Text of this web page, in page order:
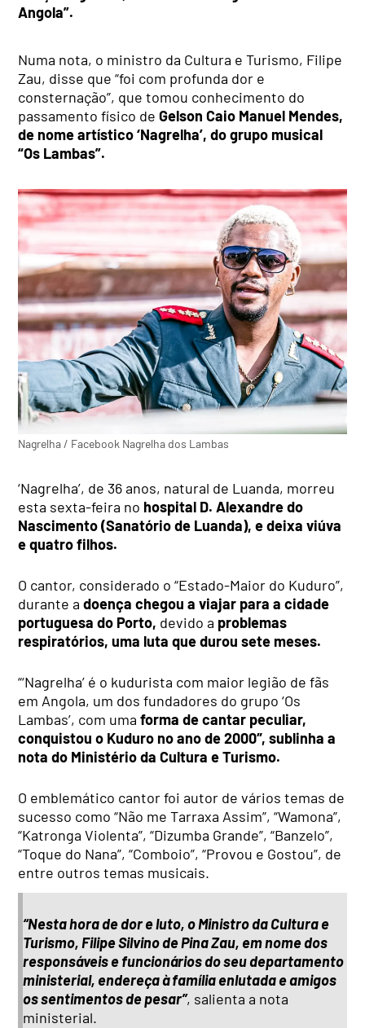
Angola”.
Numa nota, o ministro da Cultura e Turismo, Filipe
Zau, disse que “foi com profunda dor e
consternação”, que tomou conhecimento do
passamento físico de Gelson Caio Manuel Mendes,
de nome artístico ‘Nagrelha’, do grupo musical
“Os Lambas”.
Nagrelha / Facebook Nagrelha dos Lambas
‘Nagrelha’, de 36 anos, natural de Luanda, morreu
esta sexta-feira no hospital D. Alexandre do
Nascimento (Sanatório de Luanda), e deixa viúva
e quatro filhos.
O cantor, considerado o “Estado-Maior do Kuduro”,
durante adoença chegou a viajar para a cidade
portuguesa do Porto, devido a problemas
respiratórios, uma luta que durou sete meses.
“‘Nagrelha’ é o kudurista com maior legião de fãs
em Angola, um dos fundadores do grupo ‘Os
Lambas’, com umaforma de cantar peculiar,
conquistou o Kuduro no ano de 2000″, sublinha a
nota do Ministério da Cultura e Turismo.
O emblemático cantor foi autor de vários temas de
sucesso como “Não me Tarraxa Assim”, “Wamona”,
“Katronga Violenta”, “Dizumba Grande”, “Banzelo”,
“Toque do Nana”, “Comboio”, “Provou e Gostou”, de
entre outros temas musicais.
“Nesta hora de dor e luto, o Ministro da Cultura e
Turismo, Filipe Silvino de Pina Zau, em nome dos
responsáveis e funcionários do seu departamento
ministerial, endereça à família enlutada e amigos
os sentimentos de pesar”, salienta a nota
ministerial.